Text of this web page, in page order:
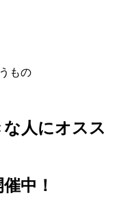
もの
人にオスス
中！